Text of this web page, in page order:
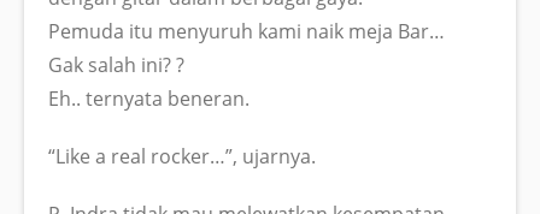
Pemuda itu menyuruh kami naik meja Bar…
Gak salah ini? ?
Eh.. ternyata beneran.
“Like a real rocker…”, ujarnya.